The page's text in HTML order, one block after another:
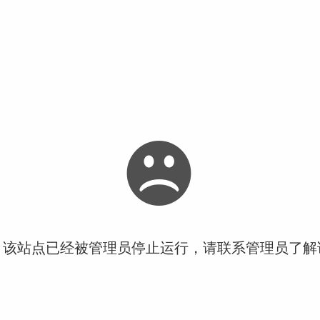
站点已经被管理员停止运行，请联系管理员了